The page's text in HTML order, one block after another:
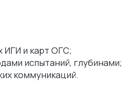
ИГИ и карт ОГС;
испытаний, глубинами;
коммуникаций.